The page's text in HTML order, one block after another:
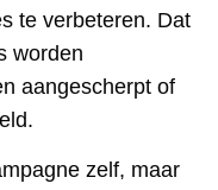
te verbeteren. Dat
worden
aangescherpt of
zelf, maar